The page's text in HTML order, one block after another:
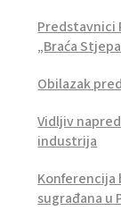
Predstavnici
„Braća
Obilazak
Vidljiv
industrija
Konferencija
sugrađana u